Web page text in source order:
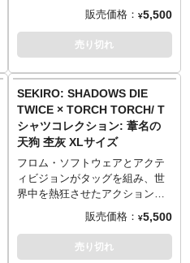
TORCH TORCH OFFICIAL
https://torchtorch.jp/
Sサイズ （65cm／49cm／42cm
／19cm）
Mサイズ （69cm／52cm／46cm
Lサイズ （73cm／55cm／50cm
／22cm）
XLサイズ （77cm／58cm／
54cm／24cm）
XXLサイズ （84cm／68cm／
60cm／26cm）
レディース Mサイズ （62cm／
46cm／39cm／17cm）
49cm／42cm／18cm）
──────────────────
■マテリアル
た。「HUNT THE RAT…」の柔
らかな吹き出しが、天狗の愛嬌
ある一面を表現しています。
オンスを採用。着心地が良く、
何度洗っても型崩れしづらく風
合いが出るのが特徴です。袖に
縫い付けられた特製の「壺の貴
人ワッペン」には、ファンなら
にやりとさせられるはず。
──────────────────
■サイズ（着丈／身幅／肩幅／袖
Sサイズ （65cm／49cm／42cm
／19cm）
Mサイズ （69cm／52cm／46cm
アドベンチャーゲーム
『SEKIRO: SHADOWS DIE
TWICE』。「TORCH TORCH」
とのコラボレーションTシャツ、
呼ぶ謎の男、「葦名の天狗」。
面と蓑を身にまとい、内府の密
偵を狩るために暗躍する彼の正
体とは……？そんな世を忍ぶ豪
傑の姿を、原田隼（TORCH
TORCH）が鉛筆画で描き下ろ
し。風格のある後ろ姿をグラデ
た。「HUNT THE RAT…」の柔
らかな吹き出しが、天狗の愛嬌
ある一面を表現しています。
販売価格： ¥5,500
売り切れ
SEKIRO: SHADOWS DIE
TWICE × TORCH TORCH/ T
シャツコレクション: 葦名の
天狗 杢灰 XLサイズ
フロム・ソフトウェアとアクテ
ィビジョンがタッグを組み、世
界中を熱狂させたアクション・
アドベンチャーゲーム
『SEKIRO: SHADOWS DIE
TWICE』。「TORCH TORCH」
とのコラボレーションTシャツ、
販売価格： ¥5,500
売り切れ